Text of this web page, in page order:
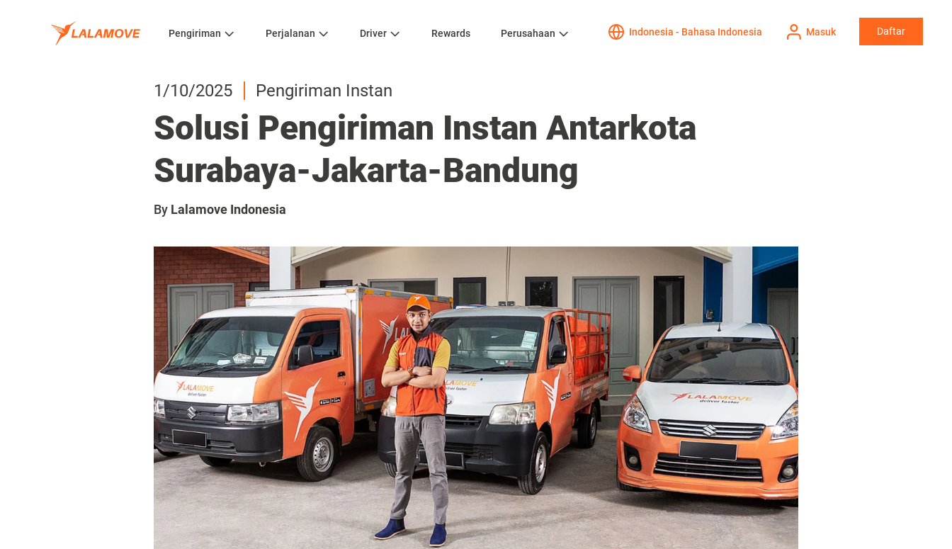
Pengiriman Perjalanan Driver Rewards Perusahaan Indonesia - Bahasa Indonesia Masuk Daftar
1/10/2025 Pengiriman Instan
Solusi Pengiriman Instan Antarkota
Surabaya-Jakarta-Bandung
By Lalamove Indonesia